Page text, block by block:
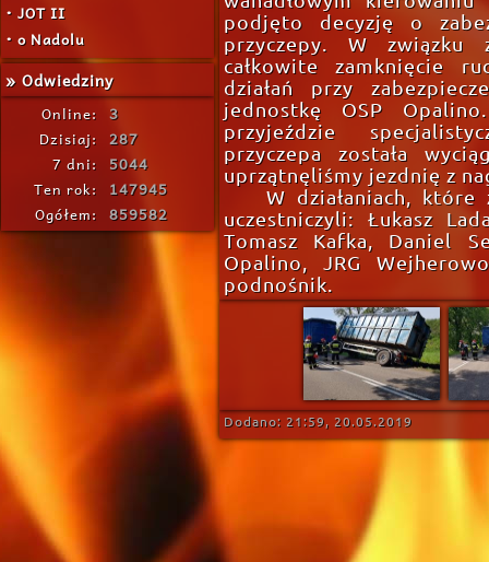
• JOT II
• o Nadolu
» Odwiedziny
Online: 3
Dzisiaj: 287
7 dni:
5044
Ten rok:
147945
Ogółem: 859582
podjęto decyzję o
przyczepy. W związku
całkowite zamknięcie
działań przy
jednostkę OSP
przyjeździe
przyczepa została
uprzątnęliśmy jezdnię z
W działaniach,
uczestniczyli: Łukasz
Tomasz Kafka, Daniel
Opalino, JRG
podnośnik.
Dodano: 21:59, 20.05.2019